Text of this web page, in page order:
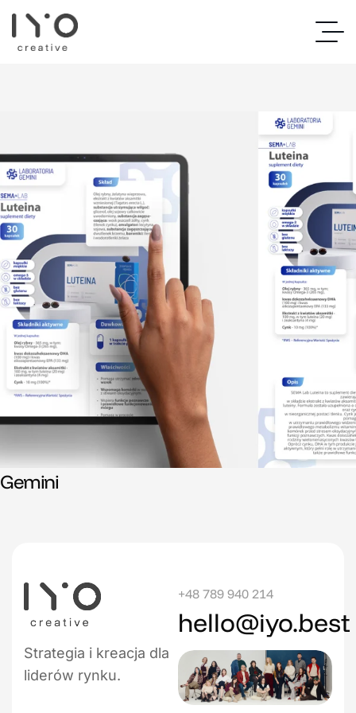
Gemini
Strategia i kreacja dla
liderów rynku.
+48 789 940 214
hello@iyo.best